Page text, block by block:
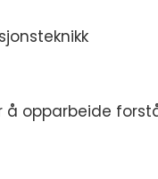
opparbeide